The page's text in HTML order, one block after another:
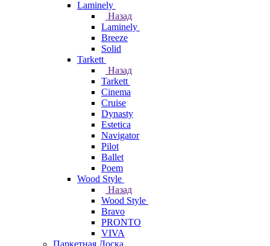
Laminely
Назад
Laminely
Breeze
Solid
Tarkett
Назад
Tarkett
Cinema
Cruise
Dynasty
Estetica
Navigator
Pilot
Ballet
Poem
Wood Style
Назад
Wood Style
Bravo
PRONTO
VIVA
Паркетная Доска